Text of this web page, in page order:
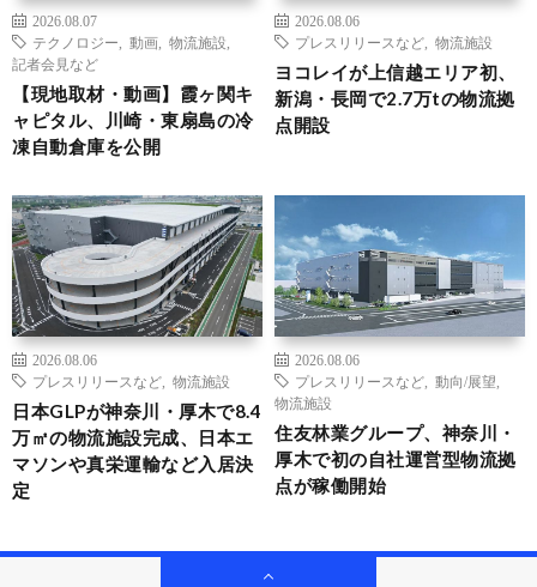
2026.08.07
テクノロジー
動画 物流施設
記者会見など
【現地取材・動画】霞ヶ関キ
ャピタル、川崎・東扇島の冷
凍自動倉庫を公開
2026.08.06
プレスリリースなど
物流施設
ヨコレイが上信越エリア初、
新潟・長岡で2.7万tの物流拠
点開設
2026.08.06
プレスリリースなど
物流施設
日本GLPが神奈川・厚木で8.4
万㎡の物流施設完成、日本エ
マソンや真栄運輸など入居決
定
2026.08.06
プレスリリースなど
動向/展望
物流施設
住友林業グループ、神奈川・
厚木で初の自社運営型物流拠
点が稼働開始